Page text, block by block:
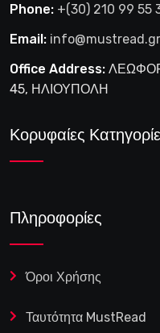
Phone: +(30) 210 99 55
Email: info@mustread.gr
Office Address:
45, ΗΛΙΟΥΠΟΛΗ
Κορυφαίες
Πληροφορίες
Όροι Χρήσης
Ταυτότητα MustRead